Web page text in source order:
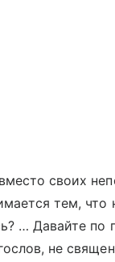
своих
тем, что
… Давайте по
не